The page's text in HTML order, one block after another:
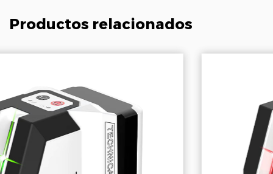
Productos relacionados